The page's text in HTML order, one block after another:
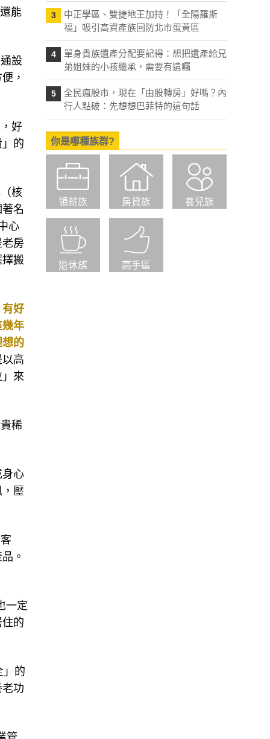
能
設
，
好
的
核
名
心
房
擇搬
有好
幾年
想的
高
」來
稀
身心
壓
。
一定
的
」的
功
3
中正學區、雙捷地王加持！「全陽羅斯
福」吸引高資產族回防北市蛋黃區
4
單身貴族遺產分配要記得：想把遺產給兄
弟姐妹的小孩繼承，需要有遺囑
5
全民瘋股市，現在「由股轉房」好嗎？內
行人點破：先想想巴菲特的這句話
你是哪種族群?
領薪族 房貸族 養兒族
退休族 高手區